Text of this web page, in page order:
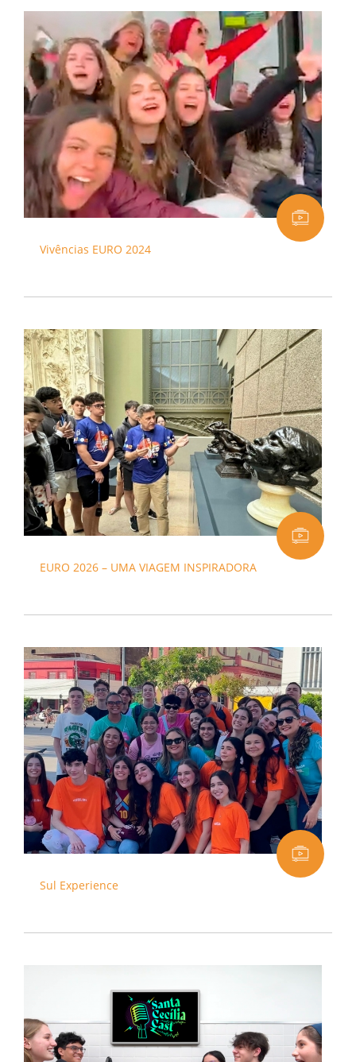
Vivências EURO 2024
EURO 2026 – UMA VIAGEM INSPIRADORA
Sul Experience